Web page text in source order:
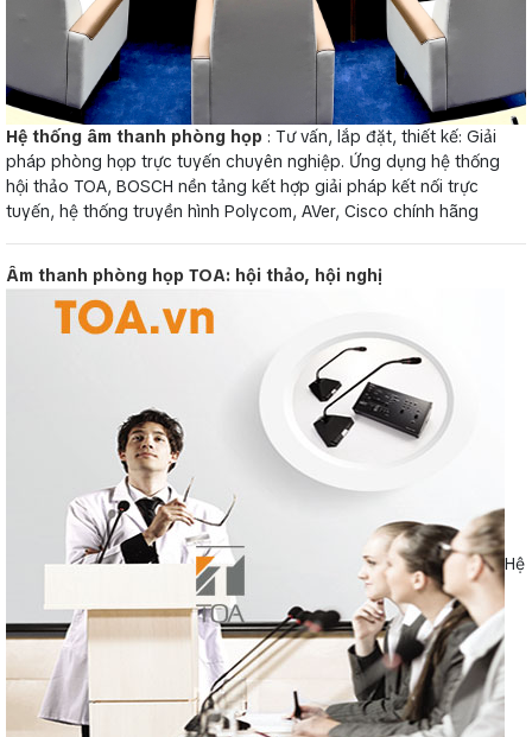
Hệ thống âm thanh phòng họp : Tư vấn, lắp đặt, thiết kế: Giải
pháp phòng họp trực tuyến chuyên nghiệp. Ứng dụng hệ thống
hội thảo TOA, BOSCH nền tảng kết hợp giải pháp kết nối trực
tuyến, hệ thống truyền hình Polycom, AVer, Cisco chính hãng
Âm thanh phòng họp TOA: hội thảo, hội nghị
Hệ